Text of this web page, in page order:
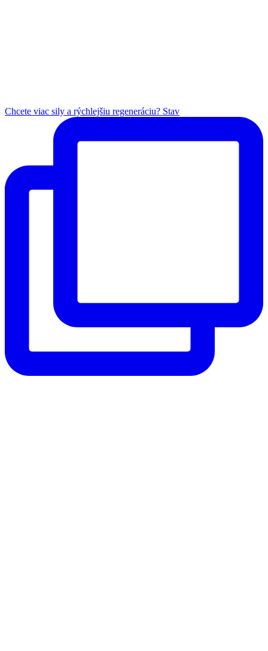
Chcete viac sily a rýchlejšiu regeneráciu? Stav